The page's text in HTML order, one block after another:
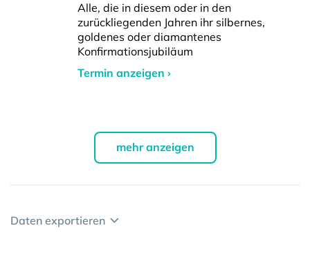
Alle, die in diesem oder in den
zurückliegenden Jahren ihr silbernes,
goldenes oder diamantenes
Konfirmationsjubiläum
Termin anzeigen ›
mehr anzeigen
Daten exportieren